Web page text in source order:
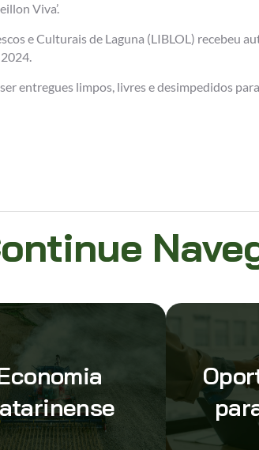
Viva’.
e Culturais de Laguna (LIBLOL) recebeu
entregues limpos, livres e desimpedidos